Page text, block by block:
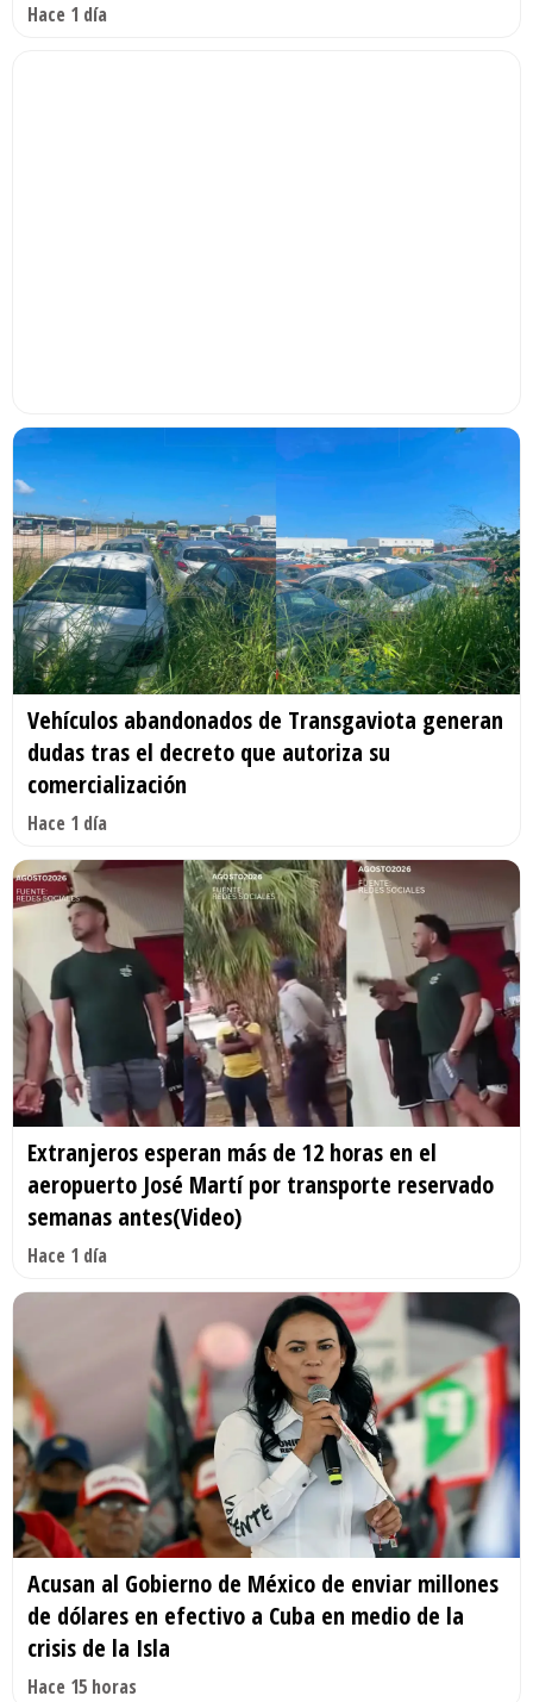
Hace 1 día
Vehículos abandonados de Transgaviota generan
dudas tras el decreto que autoriza su
comercialización
Hace 1 día
Extranjeros esperan más de 12 horas en el
aeropuerto José Martí por transporte reservado
semanas antes(Video)
Hace 1 día
Acusan al Gobierno de México de enviar millones
de dólares en efectivo a Cuba en medio de la
crisis de la Isla
Hace 15 horas